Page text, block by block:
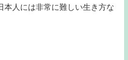
本人には非常に難しい生き方な